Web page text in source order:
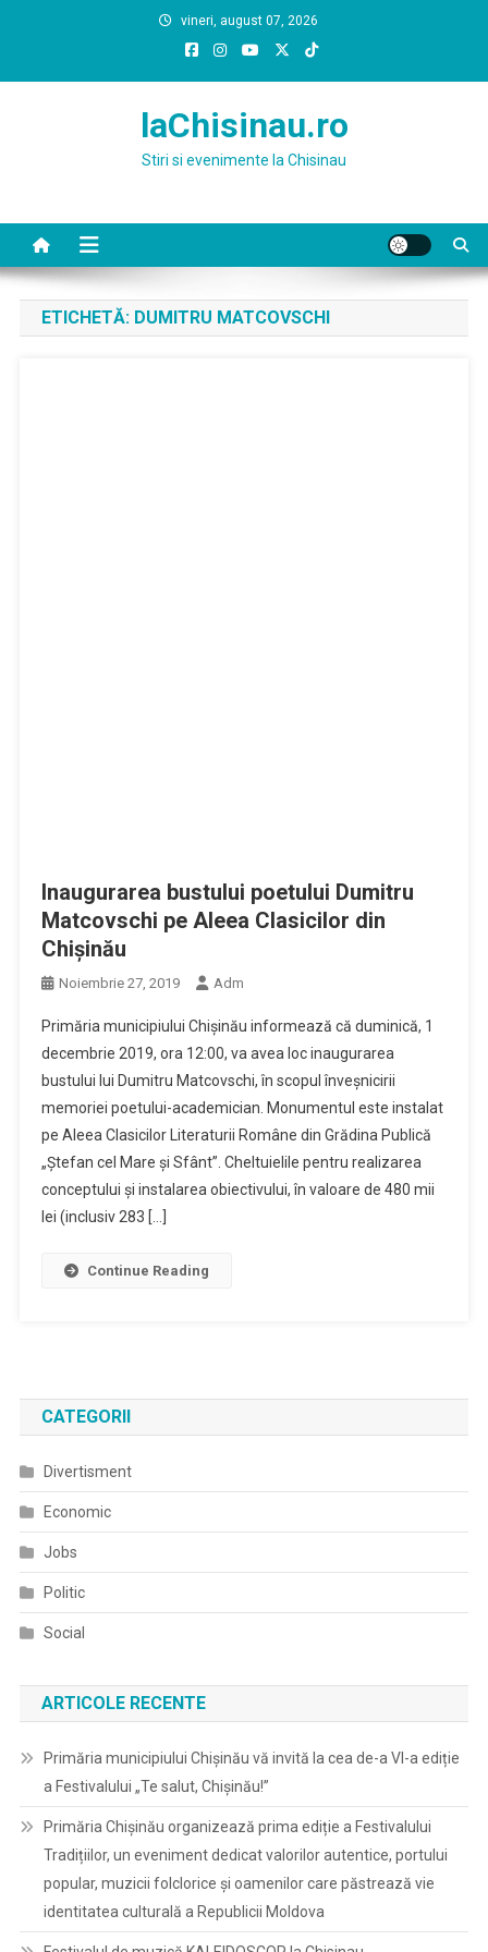
vineri, august 07, 2026
laChisinau.ro
Stiri si evenimente la Chisinau
ETICHETĂ: DUMITRU MATCOVSCHI
Inaugurarea bustului poetului Dumitru
Matcovschi pe Aleea Clasicilor din
Chișinău
Noiembrie 27, 2019 Adm
Primăria municipiului Chișinău informează că duminică, 1
decembrie 2019, ora 12:00, va avea loc inaugurarea
bustului lui Dumitru Matcovschi, în scopul înveșnicirii
memoriei poetului-academician. Monumentul este instalat
pe Aleea Clasicilor Literaturii Române din Grădina Publică
„Ștefan cel Mare și Sfânt”. Cheltuielile pentru realizarea
conceptului și instalarea obiectivului, în valoare de 480 mii
lei (inclusiv 283 […]
Continue Reading
CATEGORII
Divertisment
Economic
Jobs
Politic
Social
ARTICOLE RECENTE
Primăria municipiului Chișinău vă invită la cea de-a VI-a ediție
a Festivalului „Te salut, Chișinău!”
Primăria Chișinău organizează prima ediție a Festivalului
Tradițiilor, un eveniment dedicat valorilor autentice, portului
popular, muzicii folclorice și oamenilor care păstrează vie
identitatea culturală a Republicii Moldova